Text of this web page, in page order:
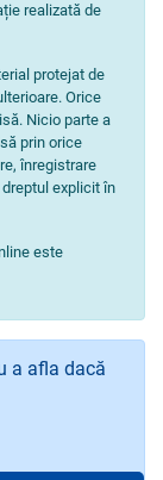
realizată de
protejat de
Orice
Nicio parte a
prin orice
înregistrare
explicit în
este
a afla dacă